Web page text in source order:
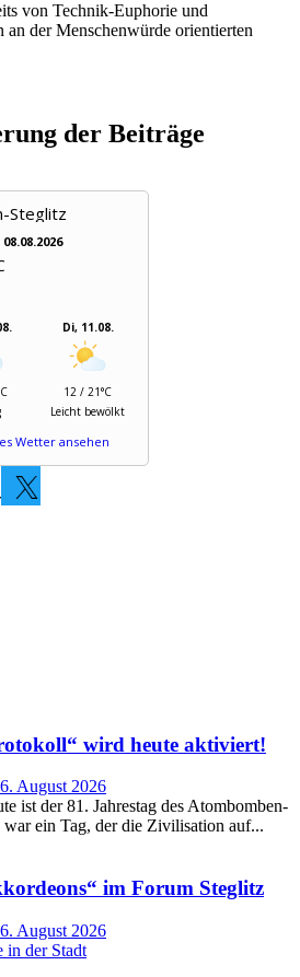
von Technik-Euphorie und
an der Menschenwürde orientierten
der Beiträge
Steglitz
Di, 11.08.
12 / 21°C
Leicht bewölkt
Wetter ansehen
wird heute aktiviert!
6. August 2026
ist der 81. Jahrestag des Atombomben-
ein Tag, der die Zivilisation auf...
im Forum Steglitz
6. August 2026